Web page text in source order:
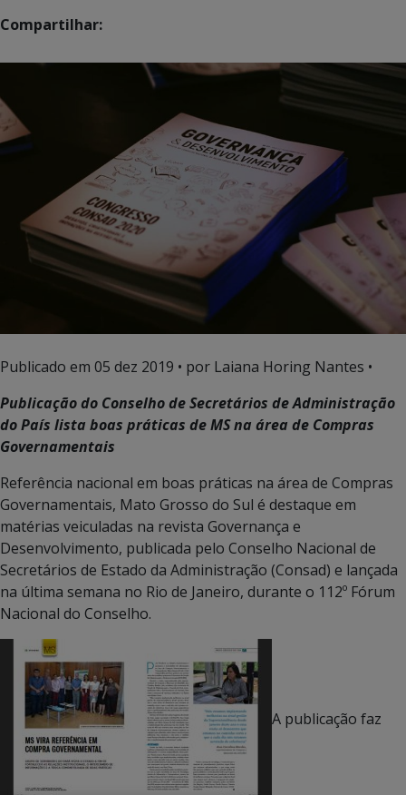
Compartilhar:
Publicado em 05 dez 2019 • por Laiana Horing Nantes •
Publicação do Conselho de Secretários de Administração
do País lista boas práticas de MS na área de Compras
Governamentais
Referência nacional em boas práticas na área de Compras
Governamentais, Mato Grosso do Sul é destaque em
matérias veiculadas na revista Governança e
Desenvolvimento, publicada pelo Conselho Nacional de
Secretários de Estado da Administração (Consad) e lançada
na última semana no Rio de Janeiro, durante o 112º Fórum
Nacional do Conselho.
A publicação faz